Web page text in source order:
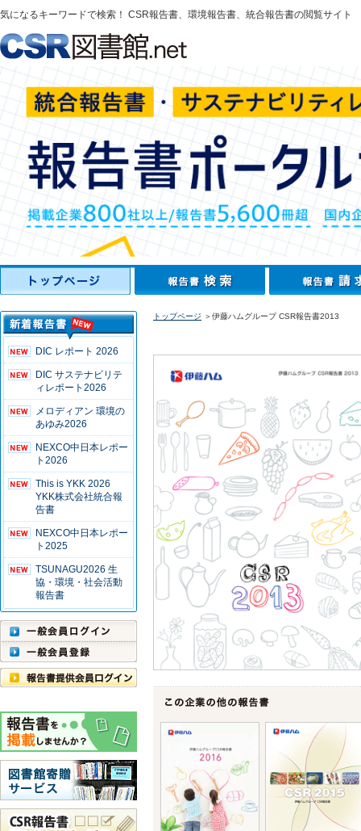
気になるキーワードで検索！ CSR報告書、環境報告書、統合報告書の閲覧サイト
DIC レポート 2026
DIC サステナビリテ
ィレポート2026
メロディアン 環境の
あゆみ2026
NEXCO中日本レポー
ト2026
This is YKK 2026
YKK株式会社統合報
告書
NEXCO中日本レポー
ト2025
TSUNAGU2026 生
協・環境・社会活動
報告書
トップページ ＞伊藤ハムグループ CSR報告書2013